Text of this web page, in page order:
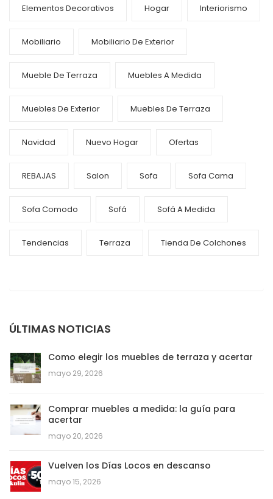
Elementos Decorativos Hogar Interiorismo
Mobiliario Mobiliario De Exterior
Mueble De Terraza Muebles A Medida
Muebles De Exterior Muebles De Terraza
Navidad Nuevo Hogar Ofertas
REBAJAS Salon Sofa Sofa Cama
Sofa Comodo Sofá Sofá A Medida
Tendencias Terraza Tienda De Colchones
ÚLTIMAS NOTICIAS
Como elegir los muebles de terraza y acertar
mayo 29, 2026
Comprar muebles a medida: la guía para
acertar
mayo 20, 2026
Vuelven los Días Locos en descanso
mayo 15, 2026